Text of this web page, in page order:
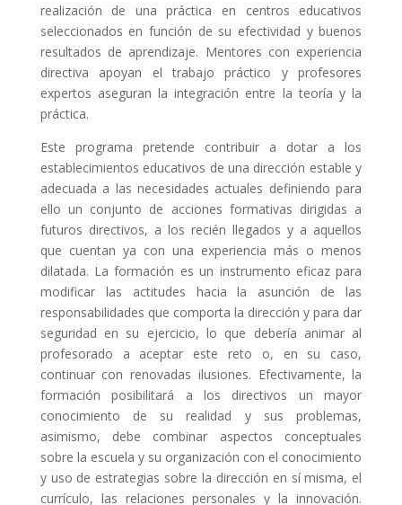
realización de una práctica en centros educativos
seleccionados en función de su efectividad y buenos
resultados de aprendizaje. Mentores con experiencia
directiva apoyan el trabajo práctico y profesores
expertos aseguran la integración entre la teoría y la
práctica.
Este programa pretende contribuir a dotar a los
establecimientos educativos de una dirección estable y
adecuada a las necesidades actuales definiendo para
ello un conjunto de acciones formativas dirigidas a
futuros directivos, a los recién llegados y a aquellos
que cuentan ya con una experiencia más o menos
dilatada. La formación es un instrumento eficaz para
modificar las actitudes hacia la asunción de las
responsabilidades que comporta la dirección y para dar
seguridad en su ejercicio, lo que debería animar al
profesorado a aceptar este reto o, en su caso,
continuar con renovadas ilusiones. Efectivamente, la
formación posibilitará a los directivos un mayor
conocimiento de su realidad y sus problemas,
asimismo, debe combinar aspectos conceptuales
sobre la escuela y su organización con el conocimiento
y uso de estrategias sobre la dirección en sí misma, el
currículo, las relaciones personales y la innovación.